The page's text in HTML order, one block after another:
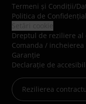
Termeni şi Condiţii/
Politica de
Dreptul de reziliere
Comanda / incheierea
Garanție
Declarație de
Rezilierea